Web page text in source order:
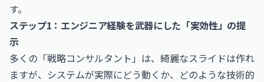
す。
ステップ1：エンジニア経験を武器にした「実効性」の提
示
多くの「戦略コンサルタント」は、綺麗なスライドは作れ
ますが、システムが実際にどう動くか、どのような技術的